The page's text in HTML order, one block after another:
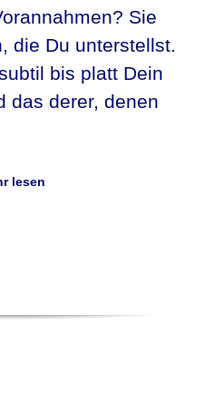
Sie
die Du unterstellst.
bis platt Dein
das derer, denen
lesen